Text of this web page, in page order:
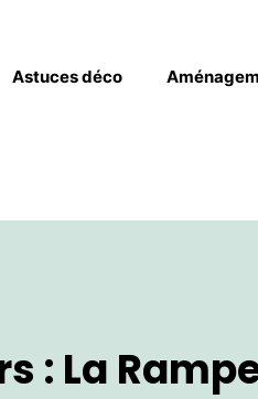
Astuces déco
: La